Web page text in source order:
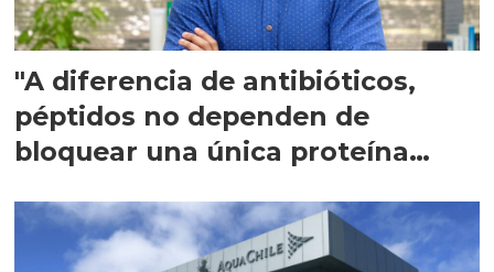
"A diferencia de antibióticos,
péptidos no dependen de
bloquear una única proteína